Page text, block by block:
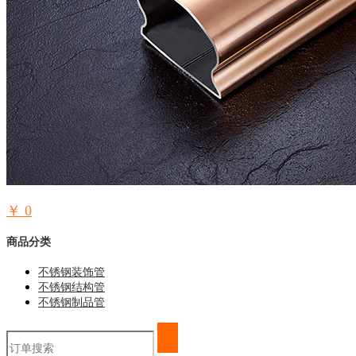
￥ 0
商品分类
不锈钢装饰管
不锈钢结构管
不锈钢制品管